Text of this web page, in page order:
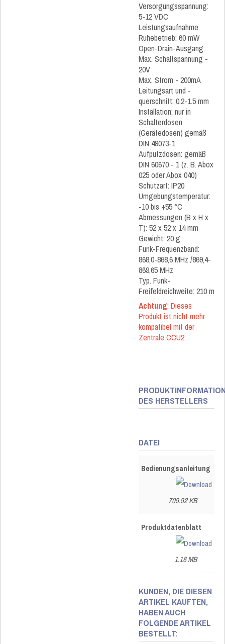
Versorgungsspannung:
5-12 VDC
Leistungsaufnahme
Ruhebetrieb: 60 mW
Open-Drain-Ausgang:
Max. Schaltspannung -
20V
Max. Strom - 200mA
Leitungsart und -
querschnitt: 0.2-1.5 mm
Installation: nur in
Schalterdosen
(Gerätedosen) gemäß
DIN 49073-1
Aufputzdosen: gemäß
DIN 60670 - 1 (z. B. Abox
025 oder Abox 040)
Schutzart: IP20
Umgebungstemperatur:
-10 bis +55 °C
Abmessungen (B x H x
T): 52 x 52 x 14 mm
Gewicht: 20 g
Funk-Frequenzband:
868,0-868,6 MHz /869,4-
869,65 MHz
Typ. Funk-
Freifeldreichweite: 210 m
Achtung: Dieses
Produkt ist nicht mehr
kompatibel mit der
Zentrale CCU2
DES HERSTELLERS
DATEI
Bedienungsanleitung
709.92 KB
Produktdatenblatt
1.16 MB
KUNDEN, DIE DIESEN
ARTIKEL KAUFTEN,
HABEN AUCH
FOLGENDE ARTIKEL
BESTELLT: